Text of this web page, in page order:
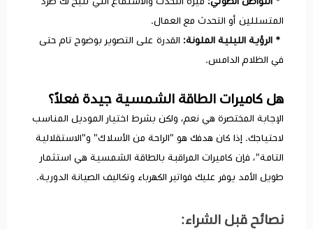
المتسللين أو التحدث مع العمال.
* الرؤية الليلية الملونة: القدرة على التصوير بوضوح تام حتى
في الظلام الدامس.
هل كاميرات الطاقة الشمسية جيدة فعلاً؟
الإجابة المختصرة هي نعم، ولكن بشرط اختيار الموديل المناسب
لاحتياجك. إذا كان هدفك هو "الراحة من الأسلاك" و"الاستقلالية
التامة"، فإن كاميرات المراقبة بالطاقة الشمسية هي استثمار
طويل الأمد يوفر عليك فواتير الكهرباء وتكاليف الصيانة الدورية.
نصائح قبل الشراء: